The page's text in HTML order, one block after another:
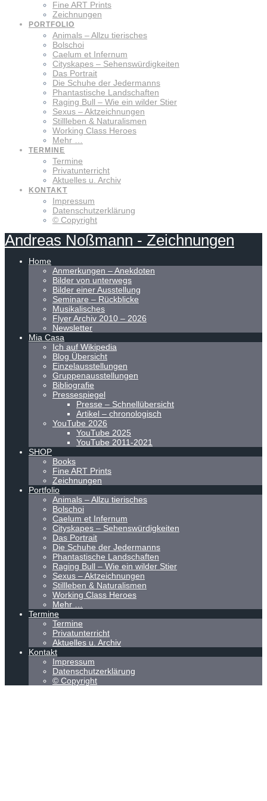
Fine ART Prints
Zeichnungen
PORTFOLIO
Animals – Allzu tierisches
Bolschoi
Caelum et Infernum
Cityskapes – Sehenswürdigkeiten
Das Portrait
Die Schuhe der Jedermanns
Phantastische Landschaften
Raging Bull – Wie ein wilder Stier
Sexus – Aktzeichnungen
Stillleben & Naturalismen
Working Class Heroes
Mehr …
TERMINE
Termine
Privatunterricht
Aktuelles u. Archiv
KONTAKT
Impressum
Datenschutzerklärung
© Copyright
Andreas Noßmann - Zeichnungen
Home
Anmerkungen – Anekdoten
Bilder von unterwegs
Bilder einer Ausstellung
Seminare – Rückblicke
Musikalisches
Flyer Archiv 2010 – 2026
Newsletter
Mia Casa
Ich auf Wikipedia
Blog Übersicht
Einzelausstellungen
Gruppenausstellungen
Bibliografie
Pressespiegel
Presse – Schnellübersicht
Artikel – chronologisch
YouTube 2026
YouTube 2025
YouTube 2011-2021
SHOP
Books
Fine ART Prints
Zeichnungen
Portfolio
Animals – Allzu tierisches
Bolschoi
Caelum et Infernum
Cityskapes – Sehenswürdigkeiten
Das Portrait
Die Schuhe der Jedermanns
Phantastische Landschaften
Raging Bull – Wie ein wilder Stier
Sexus – Aktzeichnungen
Stillleben & Naturalismen
Working Class Heroes
Mehr …
Termine
Termine
Privatunterricht
Aktuelles u. Archiv
Kontakt
Impressum
Datenschutzerklärung
© Copyright